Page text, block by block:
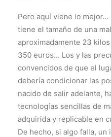
Pero aquí viene lo mejor…
tiene el tamaño de una
aproximadamente 23
350 euros… Los y las
convencidos de que el
debería condicionar las
nacido de salir adelante,
tecnologías sencillas de
adquirida y replicable en
De hecho, si algo falla, un